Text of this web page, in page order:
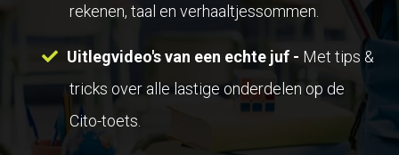
rekenen, taal en verhaaltjessommen.
Uitlegvideo's van een echte juf - Met tips &
tricks over alle lastige onderdelen op de
Cito-toets.